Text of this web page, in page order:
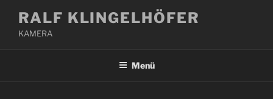
Inhalt
springen
RALF KLINGELHÖFER
KAMERA
Menü